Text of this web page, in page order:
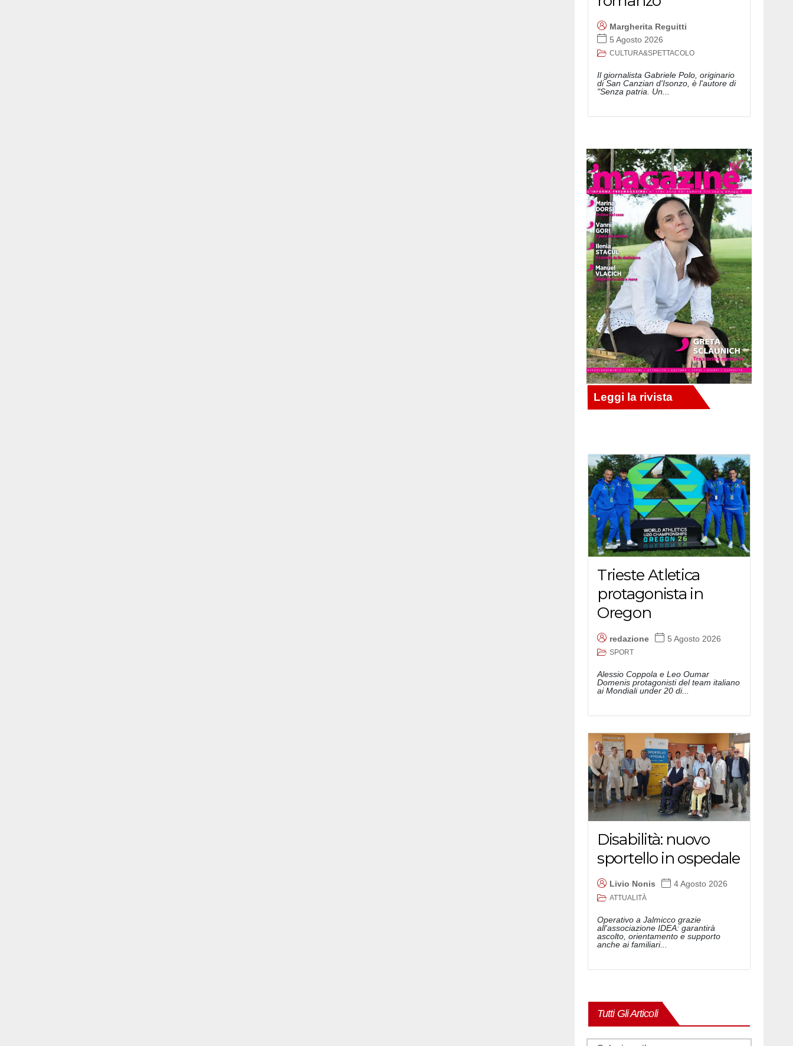
Margherita Reguitti
5 Agosto 2026
CULTURA&SPETTACOLO
Il giornalista Gabriele Polo, originario
di San Canzian d'Isonzo, è l'autore di
"Senza patria. Un...
Trieste Atletica
protagonista in
Oregon
redazione 5 Agosto 2026
SPORT
Alessio Coppola e Leo Oumar
Domenis protagonisti del team italiano
ai Mondiali under 20 di...
Disabilità: nuovo
sportello in ospedale
Livio Nonis 4 Agosto 2026
ATTUALITÀ
Operativo a Jalmicco grazie
all'associazione IDEA: garantirà
ascolto, orientamento e supporto
anche ai familiari...
Tutti Gli Articoli